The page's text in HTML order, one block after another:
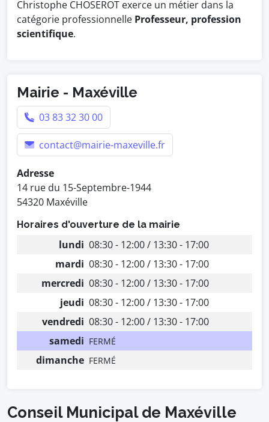
Christophe CHOSEROT exerce un métier dans la
catégorie professionnelle Professeur, profession
scientifique.
Mairie - Maxéville
03 83 32 30 00
contact@mairie-maxeville.fr
Adresse
14 rue du 15-Septembre-1944
54320 Maxéville
Horaires d'ouverture de la mairie
lundi 08:30 - 12:00 / 13:30 - 17:00
mardi 08:30 - 12:00 / 13:30 - 17:00
mercredi 08:30 - 12:00 / 13:30 - 17:00
jeudi 08:30 - 12:00 / 13:30 - 17:00
vendredi 08:30 - 12:00 / 13:30 - 17:00
samedi FERMÉ
dimanche FERMÉ
Conseil Municipal de Maxéville